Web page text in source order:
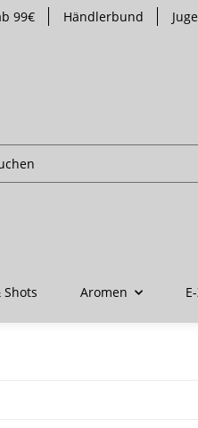
99€ Händlerbund
Shots Aromen